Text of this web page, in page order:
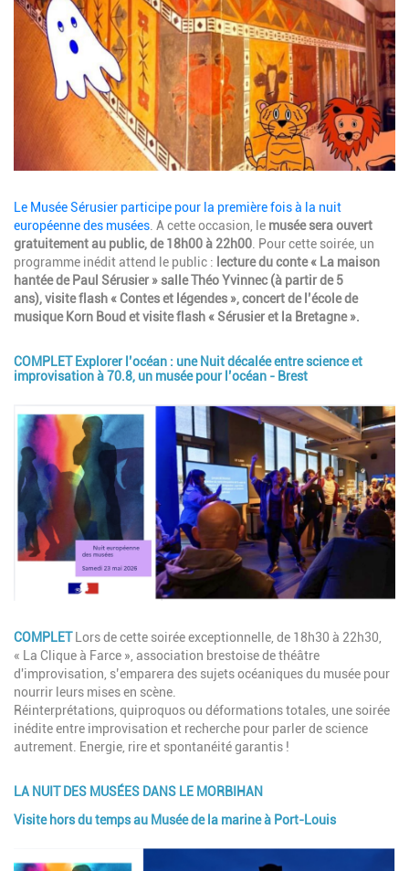
Description
Le Musée Sérusier participe pour la première fois à la nuit
européenne des musées . A cette occasion, le musée sera ouvert
gratuitement au public, de 18h00 à 22h00 . Pour cette soirée, un
programme inédit attend le public : lecture du conte « La maison
hantée de Paul Sérusier » salle Théo Yvinnec (à partir de 5
ans), visite flash « Contes et légendes », concert de l’école de
musique Korn Boud et visite flash « Sérusier et la Bretagne ».
COMPLET Explorer l’océan : une Nuit décalée entre science et
improvisation à 70.8, un musée pour l’océan - Brest
Image
Description
COMPLETLors de cette soirée exceptionnelle, de 18h30 à 22h30,
« La Clique à Farce », association brestoise de théâtre
d'improvisation, s’emparera des sujets océaniques du musée pour
nourrir leurs mises en scène.
Réinterprétations, quiproquos ou déformations totales, une soirée
inédite entre improvisation et recherche pour parler de science
autrement. Energie, rire et spontanéité garantis !
LA NUIT DES MUSÉES DANS LE MORBIHAN
Visite hors du temps au Musée de la marine à Port-Louis